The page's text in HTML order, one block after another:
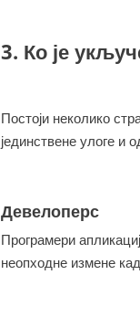
3. Ко је
Постоји неколико
јединствене улоге и
Девелоперс
Програмери
неопходне измене